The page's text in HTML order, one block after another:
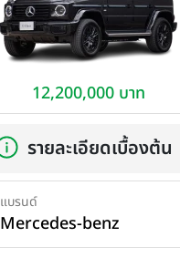
12,200,000 บาท
รายละเอียดเบื้องต้น
แบรนด์
Mercedes-benz